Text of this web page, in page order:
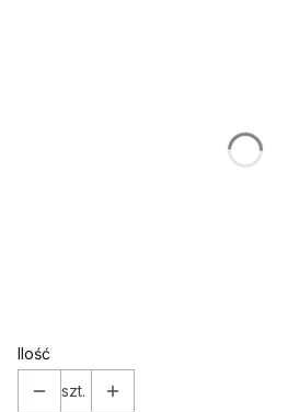
Ilość
szt.